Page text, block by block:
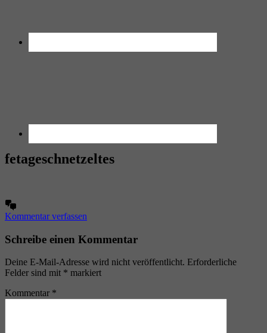
fetageschnetzeltes
Kommentar verfassen
Schreibe einen Kommentar
Deine E-Mail-Adresse wird nicht veröffentlicht. Erforderliche
Felder sind mit * markiert
Kommentar *